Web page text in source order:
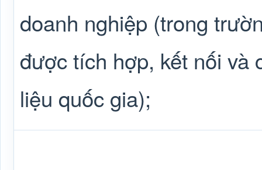
doanh nghiệp (trong
được tích hợp, kết nối và
liệu quốc gia);